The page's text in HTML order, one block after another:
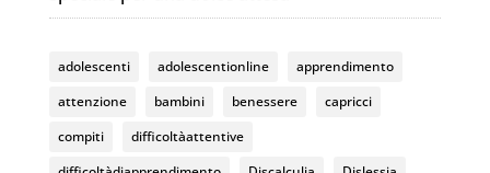
o
k
m b
C
h
a
adolescenti adolescentionline
apprendimento
attenzione
bambini benessere
capricci
compiti
difficoltàattentive